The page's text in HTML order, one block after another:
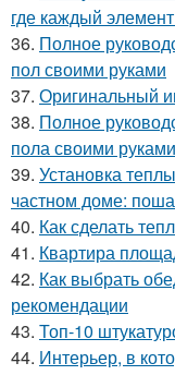
где каждый
36. Полное
пол своими руками
37. Оригинальный
38. Полное
пола своими руками
39. Установка
частном доме:
40. Как сделать
41. Квартира
42. Как выбрать
рекомендации
43. Топ-10
44. Интерьер, в